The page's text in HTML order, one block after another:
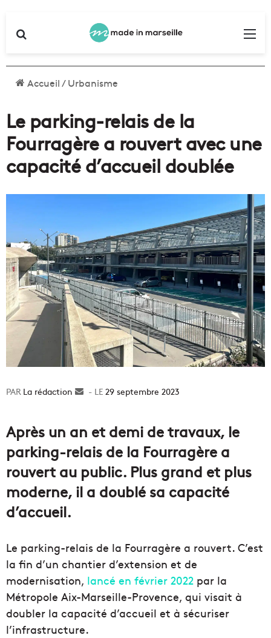
Accueil/Urbanisme
Le parking-relais de la
Fourragère a rouvert avec une
capacité d’accueil doublée
La rédaction
Envoyer29 septembre 2023
Après un an et demi de travaux, le
parking-relais de la Fourragère a
rouvert au public. Plus grand et plus
moderne, il a doublé sa capacité
d’accueil.
Le parking-relais de la Fourragère a rouvert. C’est
la fin d’un chantier d’extension et de
modernisation, lancé en février 2022 par la
Métropole Aix-Marseille-Provence, qui visait à
doubler la capacité d’accueil et à sécuriser
l’infrastructure.